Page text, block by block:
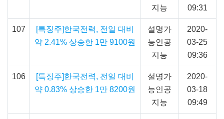
지능
09:31
107
[특징주]한국전력, 전일 대비
약 2.41% 상승한 1만 9100원
설명가
능인공
지능
2020-
03-25
09:36
106
[특징주]한국전력, 전일 대비
약 0.83% 상승한 1만 8200원
설명가
능인공
지능
2020-
03-18
09:49